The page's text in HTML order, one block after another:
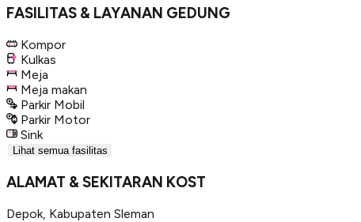
FASILITAS & LAYANAN GEDUNG
Kompor
Kulkas
Meja
Meja makan
Parkir Mobil
Parkir Motor
Sink
Lihat semua fasilitas
ALAMAT & SEKITARAN KOST
Depok Kabupaten Sleman